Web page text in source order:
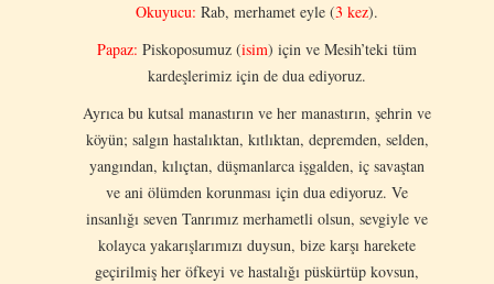
Okuyucu: Rab, merhamet eyle (3 kez).
Papaz: Piskoposumuz (isim) için ve Mesih’teki tüm
kardeşlerimiz için de dua ediyoruz.
Ayrıca bu kutsal manastırın ve her manastırın, şehrin ve
köyün; salgın hastalıktan, kıtlıktan, depremden, selden,
yangından, kılıçtan, düşmanlarca işgalden, iç savaştan
ve ani ölümden korunması için dua ediyoruz. Ve
insanlığı seven Tanrımız merhametli olsun, sevgiyle ve
kolayca yakarışlarımızı duysun, bize karşı harekete
geçirilmiş her öfkeyi ve hastalığı püskürtüp kovsun,